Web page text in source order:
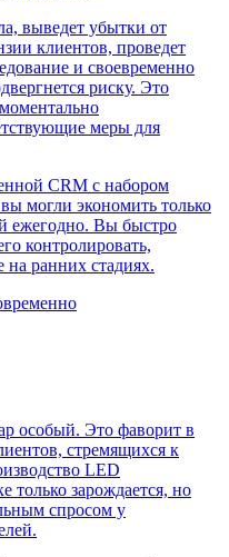
выведет убытки от
клиентов, проведет
и своевременно
риску. Это
меры для
CRM с набором
могли экономить только
ежегодно. Вы быстро
контролировать,
ранних стадиях.
особый. Это фаворит в
стремящихся к
LED
только зарождается, но
спросом у